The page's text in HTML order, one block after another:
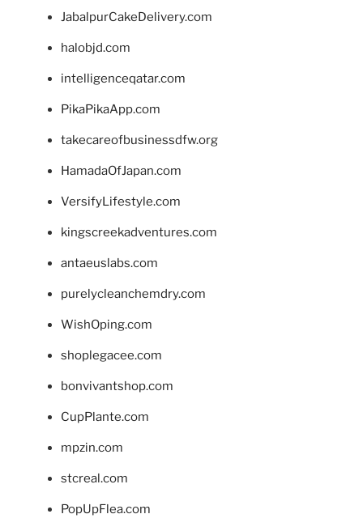
JabalpurCakeDelivery.com
halobjd.com
intelligenceqatar.com
PikaPikaApp.com
takecareofbusinessdfw.org
HamadaOfJapan.com
VersifyLifestyle.com
kingscreekadventures.com
antaeuslabs.com
purelycleanchemdry.com
WishOping.com
shoplegacee.com
bonvivantshop.com
CupPlante.com
mpzin.com
stcreal.com
PopUpFlea.com